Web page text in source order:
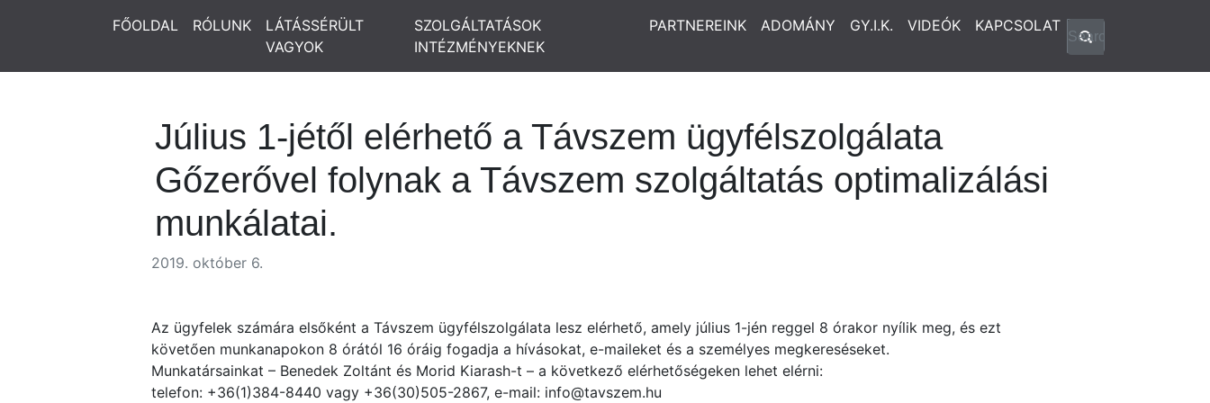
FŐOLDAL RÓLUNK
LÁTÁSSÉRÜLT
VAGYOK
SZOLGÁLTATÁSOK
INTÉZMÉNYEKNEK
PARTNEREINK ADOMÁNY GY.I.K. VIDEÓK KAPCSOLAT
Július 1-jétől elérhető a Távszem ügyfélszolgálata
Gőzerővel folynak a Távszem szolgáltatás optimalizálási
munkálatai.
2019. október 6.
Az ügyfelek számára elsőként a Távszem ügyfélszolgálata lesz elérhető, amely július 1-jén reggel 8 órakor nyílik meg, és ezt
követően munkanapokon 8 órától 16 óráig fogadja a hívásokat, e-maileket és a személyes megkereséseket.
Munkatársainkat – Benedek Zoltánt és Morid Kiarash-t – a következő elérhetőségeken lehet elérni:
telefon: +36(1)384-8440 vagy +36(30)505-2867, e-mail: info@tavszem.hu